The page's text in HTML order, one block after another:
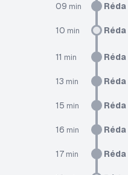
09 min Réda
10 min Réda
11 min Réda
13 min Réda
15 min Réda
16 min Réda
17 min Réda